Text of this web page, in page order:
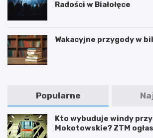
Radości w Białołęce
Wakacyjne przygody w
Popularne
Kto wybuduje windy
Mokotowskie? ZTM